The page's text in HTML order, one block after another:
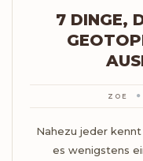
7 DINGE,
ZOE
Nahezu jeder
es wenigstens